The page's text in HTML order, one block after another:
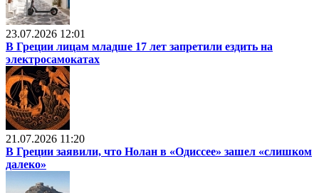
23.07.2026 12:01
В Греции лицам младше 17 лет запретили ездить на
электросамокатах
21.07.2026 11:20
В Греции заявили, что Нолан в «Одиссее» зашел «слишком
далеко»